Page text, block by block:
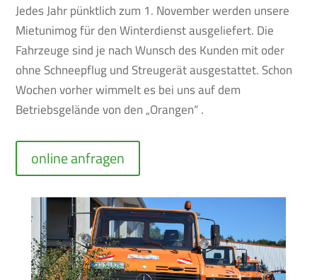
Jedes Jahr pünktlich zum 1. November werden unsere
Mietunimog für den Winterdienst ausgeliefert. Die
Fahrzeuge sind je nach Wunsch des Kunden mit oder
ohne Schneepflug und Streugerät ausgestattet. Schon
Wochen vorher wimmelt es bei uns auf dem
Betriebsgelände von den „Orangen“ .
online anfragen